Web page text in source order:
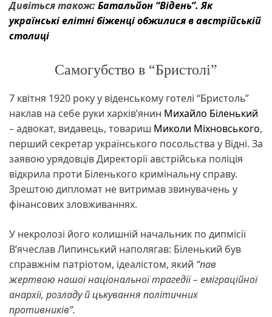
Дивіться також:Батальйон “Відень”. Як
українські елітні біженці обжилися в австрійській
столиці
Самогубство в “Бристолі”
7 квітня 1920 року у віденському готелі “Бристоль”
наклав на себе руки харків’янин Михайло Біленький
– адвокат, видавець, товариш Миколи Міхновського,
перший секретар українського посольства у Відні. За
заявою урядовців Директорії австрійська поліція
відкрила проти Біленького кримінальну справу.
Зрештою дипломат не витримав звинувачень у
фінансових зловживаннях.
У некролозі його колишній начальник по дипмісії
В’ячеслав Липинський наполягав: Біленький був
справжнім патріотом, ідеалістом, який “пав
жертвою нашої національної трагедії – еміграційної
анархії, розладу й цькування політичних
противників”.